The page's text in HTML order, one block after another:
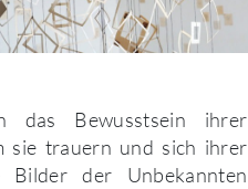
das Bewusstsein ihrer
sie trauern und sich ihrer
der Unbekannten